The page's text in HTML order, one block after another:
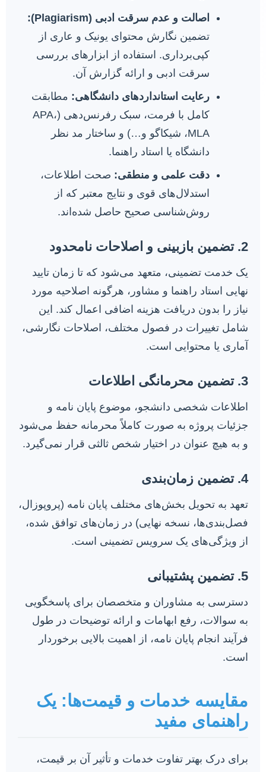
اصالت و عدم سرقت ادبی (Plagiarism):
تضمین نگارش محتوای یونیک و عاری از
کپی‌برداری. استفاده از ابزارهای بررسی
سرقت ادبی و ارائه گزارش آن.
رعایت استانداردهای دانشگاهی: مطابقت
کامل با فرمت، سبک رفرنس‌دهی (APA،
MLA، شیکاگو و…) و ساختار مد نظر
دانشگاه یا استاد راهنما.
دقت علمی و منطقی: صحت اطلاعات،
استدلال‌های قوی و نتایج معتبر که از
روش‌شناسی صحیح حاصل شده‌اند.
2. تضمین بازبینی و اصلاحات نامحدود
یک خدمت تضمینی، متعهد می‌شود که تا زمان تایید
نهایی استاد راهنما و مشاور، هرگونه اصلاحیه مورد
نیاز را بدون دریافت هزینه اضافی اعمال کند. این
شامل تغییرات در فصول مختلف، اصلاحات نگارشی،
آماری یا محتوایی است.
3. تضمین محرمانگی اطلاعات
اطلاعات شخصی دانشجو، موضوع پایان نامه و
جزئیات پروژه به صورت کاملاً محرمانه حفظ می‌شود
و به هیچ عنوان در اختیار شخص ثالثی قرار نمی‌گیرد.
4. تضمین زمان‌بندی
تعهد به تحویل بخش‌های مختلف پایان نامه (پروپوزال،
فصل‌بندی‌ها، نسخه نهایی) در زمان‌های توافق شده،
از ویژگی‌های یک سرویس تضمینی است.
5. تضمین پشتیبانی
دسترسی به مشاوران و متخصصان برای پاسخگویی
به سوالات، رفع ابهامات و ارائه توضیحات در طول
فرآیند انجام پایان نامه، از اهمیت بالایی برخوردار
است.
مقایسه خدمات و قیمت‌ها: یک
راهنمای مفید
برای درک بهتر تفاوت خدمات و تأثیر آن بر قیمت،